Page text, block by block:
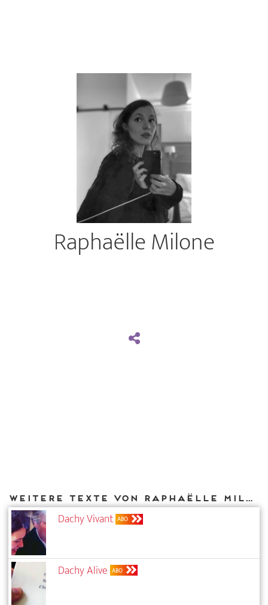
Raphaëlle Milone
Weitere Texte von Raphaëlle Milone bei DIAPHANES
Dachy Vivant ABO
Dachy Alive ABO